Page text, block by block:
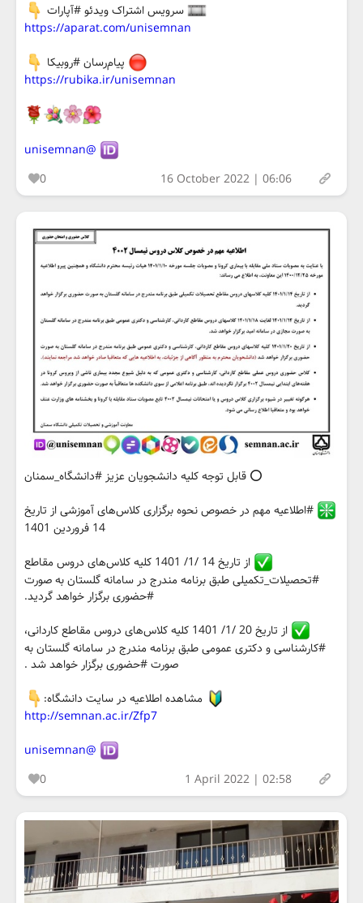
سرویس اشتراک ویدئو #آپارات
https://aparat.com/unisemnan
پيام‌رسان #روبیکا
https://rubika.ir/unisemnan
@unisemnan
0
16 October 2022 | 06:06
⭕️ قابل توجه کلیه دانشجویان عزیز #دانشگاه_سمنان
#اطلاعیه مهم در خصوص نحوه برگزاری کلاس‌های آموزشی از تاریخ
14 فروردین 1401
از تاریخ 14 /1/ 1401 کلیه کلاس‌های دروس مقاطع
#تحصیلات_تکمیلی طبق برنامه مندرج در سامانه گلستان به صورت
#حضوری برگزار خواهد گردید.
از تاریخ 20 /1/ 1401 کلیه کلاس‌های دروس مقاطع کاردانی،
#کارشناسی و دکتری عمومی طبق برنامه مندرج در سامانه گلستان به
صورت #حضوری برگزار خواهد شد .
مشاهده اطلاعیه در سایت دانشگاه:
http://semnan.ac.ir/Zfp7
@unisemnan
0
1 April 2022 | 02:58